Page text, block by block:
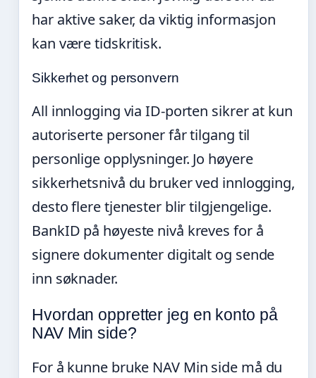
har aktive saker, da viktig informasjon
kan være tidskritisk.
Sikkerhet og personvern
All innlogging via ID-porten sikrer at kun
autoriserte personer får tilgang til
personlige opplysninger. Jo høyere
sikkerhetsnivå du bruker ved innlogging,
desto flere tjenester blir tilgjengelige.
BankID på høyeste nivå kreves for å
signere dokumenter digitalt og sende
inn søknader.
Hvordan oppretter jeg en konto på
NAV Min side?
For å kunne bruke NAV Min side må du